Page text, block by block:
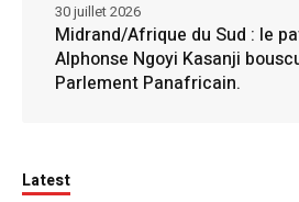
Midrand/Afrique du Sud : le
Alphonse Ngoyi Kasanji
Parlement Panafricain.
30 juillet 2026
Latest